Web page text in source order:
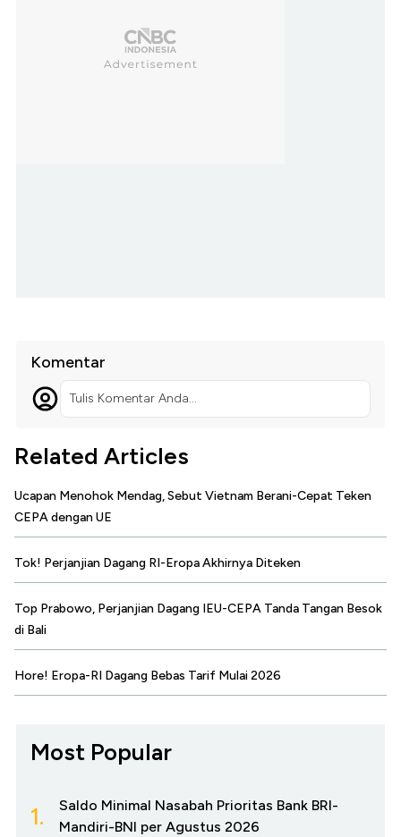
Komentar
Tulis Komentar Anda...
Related Articles
Ucapan Menohok Mendag, Sebut Vietnam Berani-Cepat Teken
CEPA dengan UE
Tok! Perjanjian Dagang RI-Eropa Akhirnya Diteken
Top Prabowo, Perjanjian Dagang IEU-CEPA Tanda Tangan Besok
di Bali
Hore! Eropa-RI Dagang Bebas Tarif Mulai 2026
Most Popular
1.
Saldo Minimal Nasabah Prioritas Bank BRI-
Mandiri-BNI per Agustus 2026